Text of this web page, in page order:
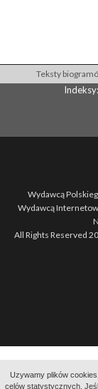
Uzywamy plików
celów statystycznych.
Teksty
Indeksy:
Wydawcą
Wydawcą
All Rights Reserved